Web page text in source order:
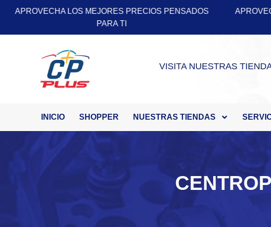
APROVECHA LOS MEJORES PRECIOS PENSADOS
VISITA NUESTRAS
INICIO SHOPPER NUESTRAS TIENDAS